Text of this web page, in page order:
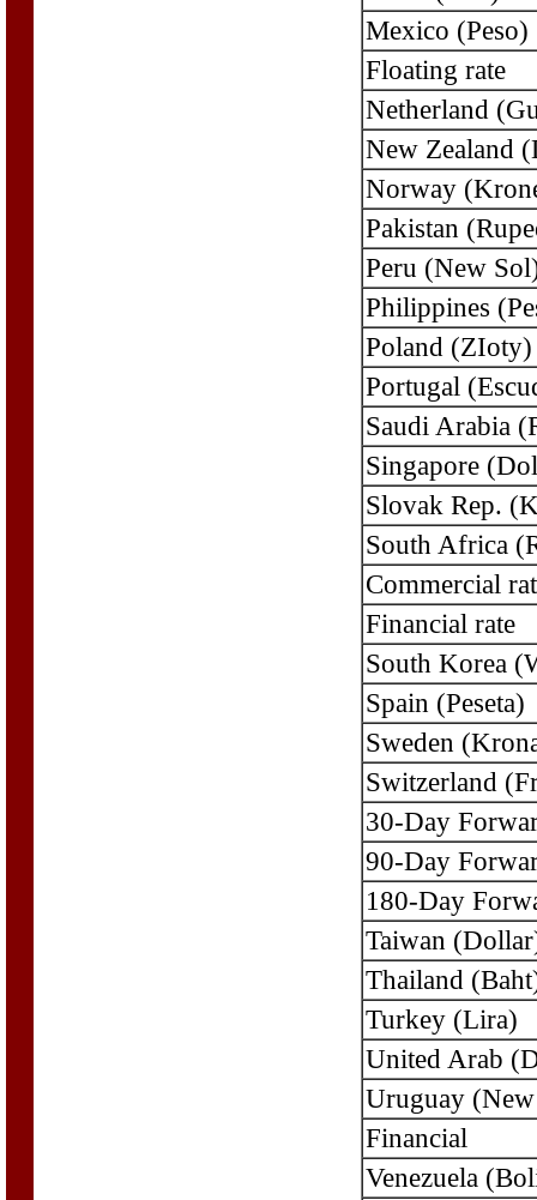
Mexico (Peso)
Floating rate
Netherland
New Zealand
Norway
Pakistan
Peru (New
Philippines
Poland (ZIoty)
Portugal
Saudi Arabia
Singapore
Slovak Rep.
South Africa
Commercial
Financial rate
South Korea
Spain (Peseta)
Sweden
Switzerland
30-Day
90-Day
180-Day
Taiwan
Thailand
Turkey (Lira)
United Arab
Uruguay (New
Financial
Venezuela